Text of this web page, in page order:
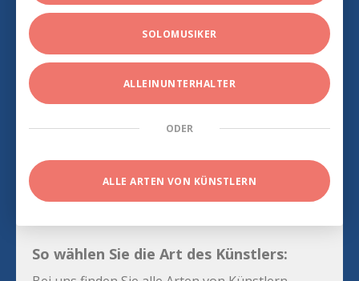
SOLOMUSIKER
ALLEINUNTERHALTER
ODER
ALLE ARTEN VON KÜNSTLERN
So wählen Sie die Art des Künstlers: